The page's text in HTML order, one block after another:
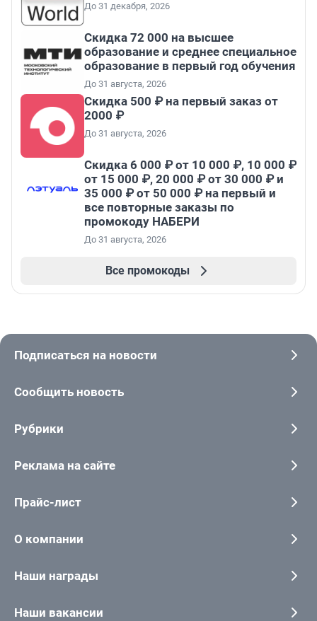
До 31 декабря, 2026
Скидка 72 000 на высшее
образование и среднее специальное
образование в первый год обучения
До 31 августа, 2026
Скидка 500 ₽ на первый заказ от
2000 ₽
До 31 августа, 2026
Скидка 6 000 ₽ от 10 000 ₽, 10 000 ₽
от 15 000 ₽, 20 000 ₽ от 30 000 ₽ и
35 000 ₽ от 50 000 ₽ на первый и
все повторные заказы по
промокоду НАБЕРИ
До 31 августа, 2026
Все промокоды
Подписаться на новости
Сообщить новость
Рубрики
Реклама на сайте
Прайс-лист
О компании
Наши награды
Наши вакансии